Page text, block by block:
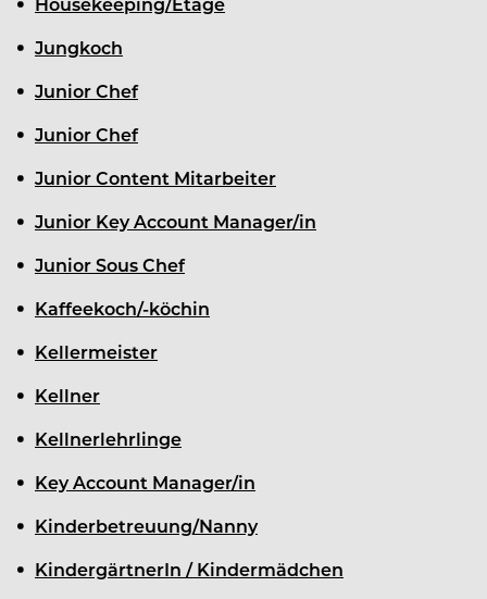
Jungkoch
Junior Chef
Junior Chef
Junior Content Mitarbeiter
Junior Key Account Manager/in
Junior Sous Chef
Kaffeekoch/-köchin
Kellermeister
Kellner
Kellnerlehrlinge
Key Account Manager/in
Kinderbetreuung/Nanny
KindergärtnerIn / Kindermädchen